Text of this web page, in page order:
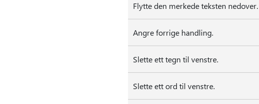
Flytte den merkede teksten nedover.
Angre forrige handling.
Slette ett tegn til venstre.
Slette ett ord til venstre.